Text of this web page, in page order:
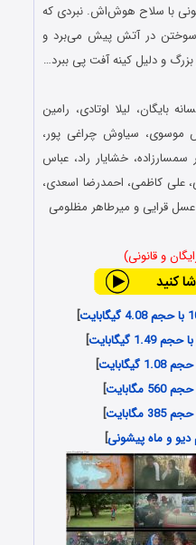
با سلاح هوش‌اش. نبردی که
سوختن در آتش پیش می‌برد و
و دلیل کینه آفت پی ببرد…
بایگان، لیلا اوتادی، رامین
موسوی، سیاوش چراغی پور،
خشایار راد، عباس
علی کاظمی، احمدرضا اسعدی،
قرایی و میرطاهر مظلومی
و قانونی)
]
]
]
]
]
دیو و ماه پیشونی]